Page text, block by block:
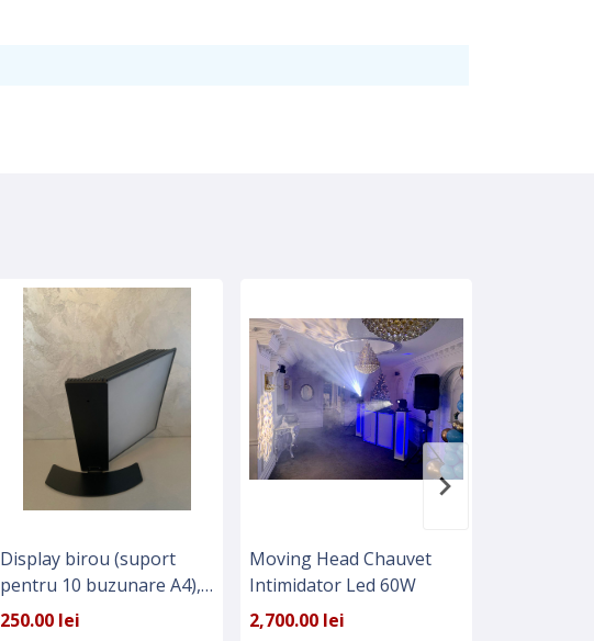
Display birou (suport
pentru 10 buzunare A4),
PROBECO-EasyMount
250.00 lei
Moving Head Chauvet
Intimidator Led 60W
2,700.00 lei